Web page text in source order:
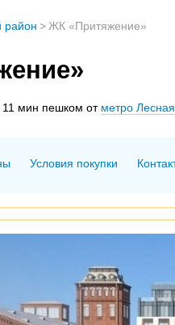
район > ЖК «Притяжение»
11 мин пешком от метро Лесная
Условия покупки